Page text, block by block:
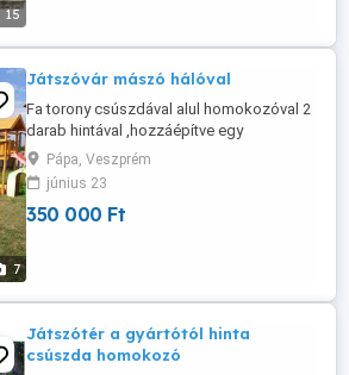
15
7
Játszóvár mászó hálóval
Fa torony csúszdával alul homokozóval 2
darab hintával ,hozzáépítve egy
mászóhálós mászókával amelynek egyik
oldala kötélháló a másik létra. A hinta
lehet biztonsági vagy lap hinta. A csúszda
csúszófelülete 3 méter színe választható
Pápa, Veszprém
június 23
350 000 Ft
Játszótér a gyártótól hinta
csúszda homokozó